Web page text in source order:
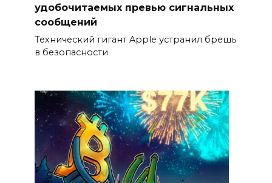
удобочитаемых превью сигнальных
сообщений
Технический гигант Apple устранил брешь
в безопасности